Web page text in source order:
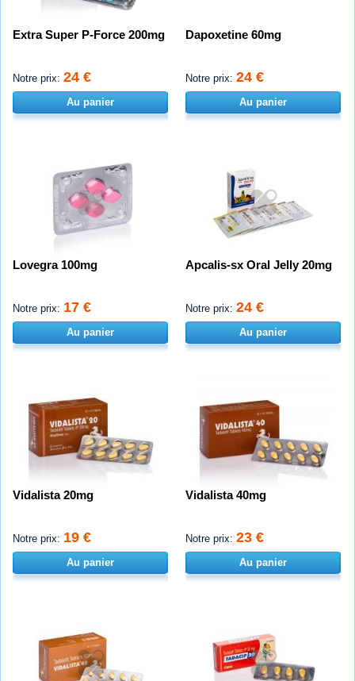
Extra Super P-Force 200mg
Notre prix: 24 €
Au panier
Dapoxetine 60mg
Notre prix: 24 €
Au panier
Lovegra 100mg
Notre prix: 17 €
Au panier
Apcalis-sx Oral Jelly 20mg
Notre prix: 24 €
Au panier
Vidalista 20mg
Notre prix: 19 €
Au panier
Vidalista 40mg
Notre prix: 23 €
Au panier